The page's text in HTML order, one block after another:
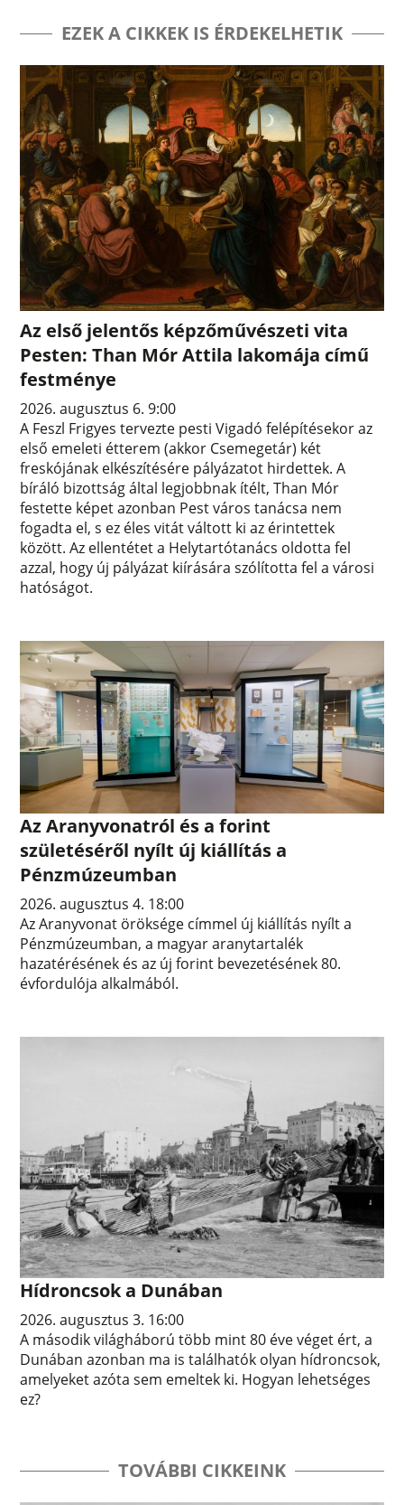
EZEK A CIKKEK IS ÉRDEKELHETIK
Az első jelentős képzőművészeti vita
Pesten: Than Mór Attila lakomája című
festménye
2026. augusztus 6. 9:00
A Feszl Frigyes tervezte pesti Vigadó felépítésekor az
első emeleti étterem (akkor Csemegetár) két
freskójának elkészítésére pályázatot hirdettek. A
bíráló bizottság által legjobbnak ítélt, Than Mór
festette képet azonban Pest város tanácsa nem
fogadta el, s ez éles vitát váltott ki az érintettek
között. Az ellentétet a Helytartótanács oldotta fel
azzal, hogy új pályázat kiírására szólította fel a városi
hatóságot.
Az Aranyvonatról és a forint
születéséről nyílt új kiállítás a
Pénzmúzeumban
2026. augusztus 4. 18:00
Az Aranyvonat öröksége címmel új kiállítás nyílt a
Pénzmúzeumban, a magyar aranytartalék
hazatérésének és az új forint bevezetésének 80.
évfordulója alkalmából.
Hídroncsok a Dunában
2026. augusztus 3. 16:00
A második világháború több mint 80 éve véget ért, a
Dunában azonban ma is találhatók olyan hídroncsok,
amelyeket azóta sem emeltek ki. Hogyan lehetséges
ez?
TOVÁBBI CIKKEINK